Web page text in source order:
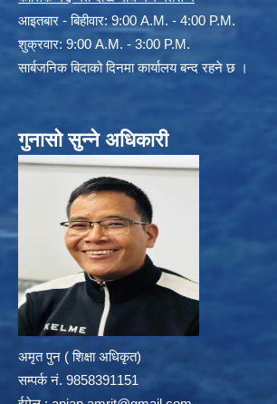
आइतबार - बिहीवार: 9:00 A.M. - 4:00 P.M.
शुक्रवार: 9:00 A.M. - 3:00 P.M.
सार्बजनिक बिदाको दिनमा कार्यालय बन्द रहने छ ।
गुनासो सुन्ने अधिकारी
अमृत पुन ( शिक्षा अधिकृत)
सम्पर्क न‌ं. 9858391151